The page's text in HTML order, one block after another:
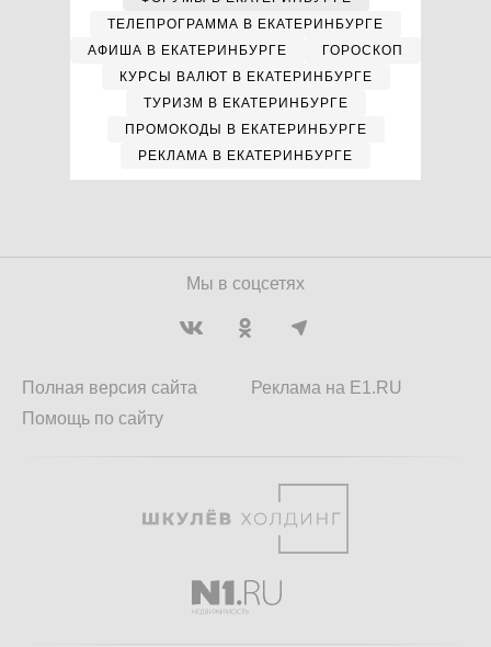
ТЕЛЕПРОГРАММА В ЕКАТЕРИНБУРГЕ
АФИША В ЕКАТЕРИНБУРГЕ
ГОРОСКОП
КУРСЫ ВАЛЮТ В ЕКАТЕРИНБУРГЕ
ТУРИЗМ В ЕКАТЕРИНБУРГЕ
ПРОМОКОДЫ В ЕКАТЕРИНБУРГЕ
РЕКЛАМА В ЕКАТЕРИНБУРГЕ
Мы в соцсетях
Полная версия сайта
Помощь по сайту
Реклама на E1.RU